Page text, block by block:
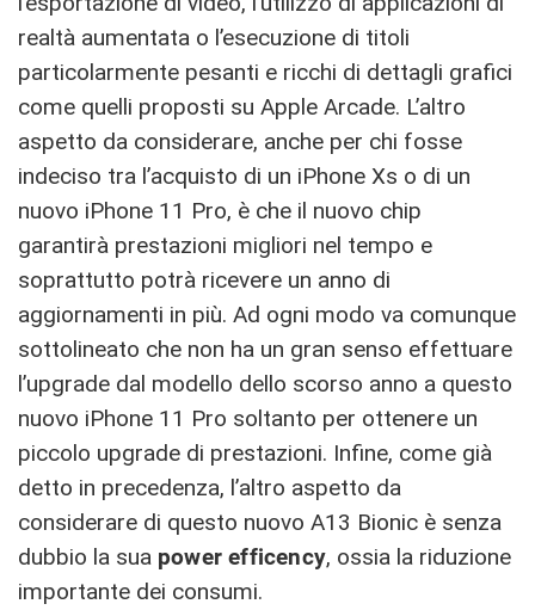
realtà aumentata o l’esecuzione di titoli
particolarmente pesanti e ricchi di dettagli grafici
come quelli proposti su Apple Arcade. L’altro
aspetto da considerare, anche per chi fosse
indeciso tra l’acquisto di un iPhone Xs o di un
nuovo iPhone 11 Pro, è che il nuovo chip
garantirà prestazioni migliori nel tempo e
soprattutto potrà ricevere un anno di
aggiornamenti in più. Ad ogni modo va comunque
sottolineato che non ha un gran senso effettuare
l’upgrade dal modello dello scorso anno a questo
nuovo iPhone 11 Pro soltanto per ottenere un
piccolo upgrade di prestazioni. Infine, come già
detto in precedenza, l’altro aspetto da
considerare di questo nuovo A13 Bionic è senza
dubbio la sua power efficency, ossia la riduzione
importante dei consumi.